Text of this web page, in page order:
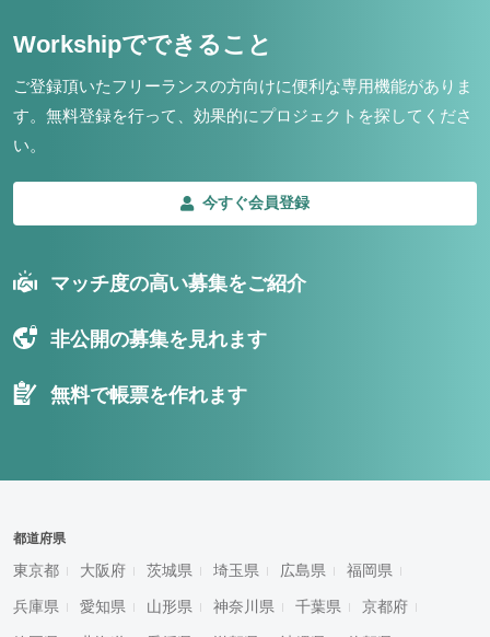
Workshipでできること
ご登録頂いたフリーランスの方向けに便利な専用機能がありま
す。 無料登録を行って、効果的にプロジェクトを探してくださ
い。
今すぐ会員登録
マッチ度の高い募集をご紹介
非公開の募集を見れます
無料で帳票を作れます
都道府県
東京都 大阪府 茨城県 埼玉県 広島県 福岡県
兵庫県 愛知県 山形県 神奈川県 千葉県 京都府